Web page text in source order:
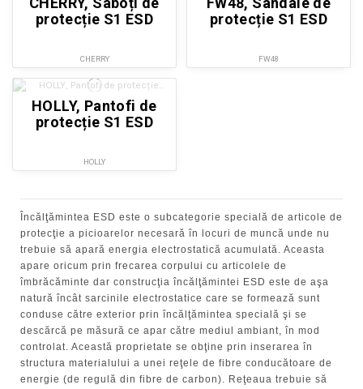
protecție S1 ESD
CHERRY
protecție S1 ESD
FW48
HOLLY, Pantofi de
protecție S1 ESD
HOLLY
Încălţămintea ESD este o subcategorie specială de articole de
protecţie a picioarelor necesară în locuri de muncă unde nu
trebuie să apară energia electrostatică acumulată. Aceasta
apare oricum prin frecarea corpului cu articolele de
îmbrăcăminte dar construcţia încălţămintei ESD este de aşa
natură încât sarcinile electrostatice care se formează sunt
conduse către exterior prin încălţămintea specială şi se
descărcă pe măsură ce apar către mediul ambiant, în mod
controlat. Această proprietate se obţine prin inserarea în
structura materialului a unei reţele de fibre conducătoare de
energie (de regulă din fibre de carbon). Reţeaua trebuie să